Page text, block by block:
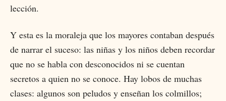
lección.
Y esta es la moraleja que los mayores contaban después
de narrar el suceso: las niñas y los niños deben recordar
que no se habla con desconocidos ni se cuentan
secretos a quien no se conoce. Hay lobos de muchas
clases: algunos son peludos y enseñan los colmillos;